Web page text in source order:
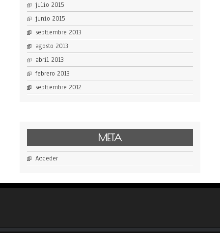
julio 2015
junio 2015
septiembre 2013
agosto 2013
abril 2013
febrero 2013
septiembre 2012
META
Acceder